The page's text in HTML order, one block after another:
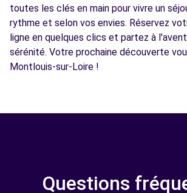
toutes les clés en main pour vivre un
rythme et selon vos envies. Réservez
ligne en quelques clics et partez à
sérénité. Votre prochaine découverte
Montlouis-sur-Loire !
Questions